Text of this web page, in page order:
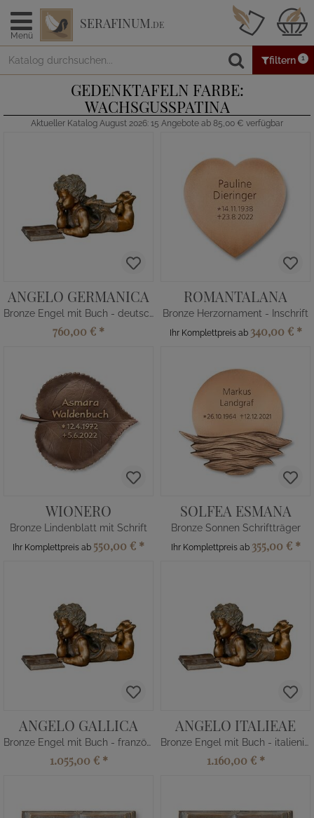
Menü
SERAFINUM.DE
filtern 1
GEDENKTAFELN FARBE:
WACHSGUSSPATINA
Aktueller Katalog August 2026: 15 Angebote ab 85,00 € verfügbar
ANGELO GERMANICA
Bronze Engel mit Buch - deutsch
760,00 € *
ROMANTALANA
Bronze Herzornament - Inschrift
Ihr Komplettpreis ab 340,00 € *
WIONERO
Bronze Lindenblatt mit Schrift
Ihr Komplettpreis ab 550,00 € *
SOLFEA ESMANA
Bronze Sonnen Schriftträger
Ihr Komplettpreis ab 355,00 € *
ANGELO GALLICA
Bronze Engel mit Buch - französisch
1.055,00 € *
ANGELO ITALIEAE
Bronze Engel mit Buch - italienisch
1.160,00 € *